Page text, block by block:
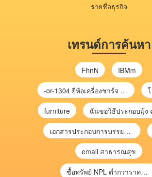
รายชื่อธุรกิจ
เทรนด์การค้นหา
FhnN IBMm
-or-1304 ยี่ห้อเครื่องชาร์จ chargecore
furniture
เอกสารประกอบการบรรยาย การประเมินความเสี่ยงเพื่อวางแผนการตรวจสอบ \
email สาธารณสุข
ซื้อทรัพย์ NPL ต่ำกว่าราคาตลาด 30-70% แบบไม่ต้องไปประมูล”